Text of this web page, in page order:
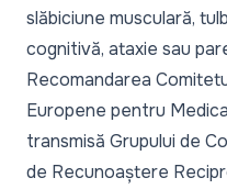
slăbiciune musculară,
cognitivă, ataxie sau
Recomandarea
Europene pentru
transmisă Grupului de
de Recunoaștere